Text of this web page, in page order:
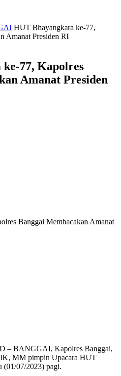
HUT Bhayangkara ke-77,
Amanat Presiden RI
77, Kapolres
Amanat Presiden
Banggai Membacakan Amanat
– BANGGAI, Kapolres Banggai,
MM pimpin Upacara HUT
(01/07/2023) pagi.